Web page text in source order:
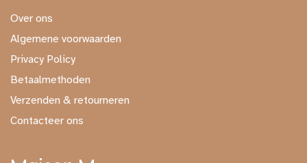
Over ons
Algemene voorwaarden
Privacy Policy
Betaalmethoden
Verzenden & retourneren
Contacteer ons